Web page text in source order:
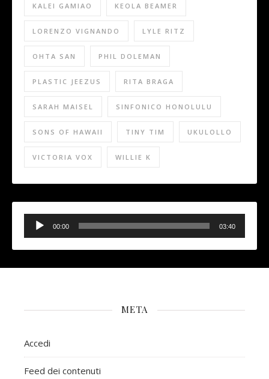
KALEI GAMIAO KEOLA BEAMER
LORENZO VIGNANDO LYLE RITZ
OHTA SAN PHIL DOLEMAN
PLASTIC JEEZUS RITA BRAGA
SARAH MAISEL SINFONICO HONOLULU
SONS OF HAWAII TINY TIM UKULOLLO
VICTORIA VOX WILLIE K
Audio
Player
00:00 03:40
META
Accedi
Feed dei contenuti